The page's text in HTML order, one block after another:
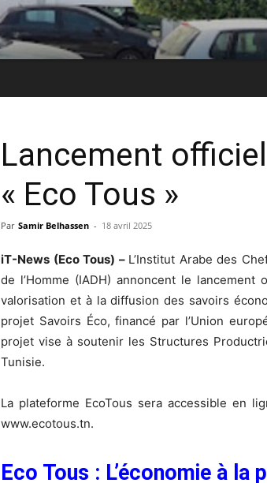
Lancement
« Eco Tous »
Par Samir Belhassen - 18 avril 2025
iT-News (Eco Tous) – L’Institut Arabe des
de l’Homme (IADH) annoncent le
valorisation et à la diffusion des savoirs
projet Savoirs Éco, financé par l’Union
projet vise à soutenir les Structures
Tunisie.
La plateforme EcoTous sera accessible en
www.ecotous.tn.
Eco Tous : L’économie à la